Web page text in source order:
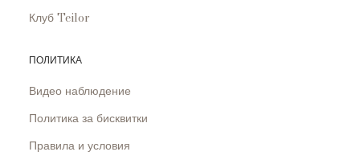
Клуб Teilor
ПОЛИТИКА
Видео наблюдение
Политика за бисквитки
Правила и условия